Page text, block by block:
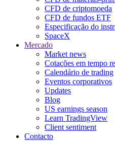
CFD de criptomoeda
CFD de fundos ETF
Especificação do
SpaceX
Mercado
Market news
Cotações em tempo
Calendário de trading
Eventos corporativos
Updates
Blog
US earnings season
Learn TradingView
Client sentiment
Contacto